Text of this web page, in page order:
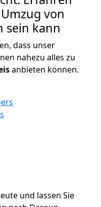
von
sein kann
dass unser
nahezu alles zu
anbieten können.
und lassen Sie